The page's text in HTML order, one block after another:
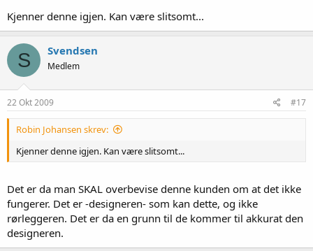
Kjenner denne igjen. Kan være slitsomt...
S Svendsen
Medlem
22 Okt 2009 #17
Robin Johansen skrev:
Kjenner denne igjen. Kan være slitsomt...
Det er da man SKAL overbevise denne kunden om at det ikke
fungerer. Det er -designeren- som kan dette, og ikke
rørleggeren. Det er da en grunn til de kommer til akkurat den
designeren.